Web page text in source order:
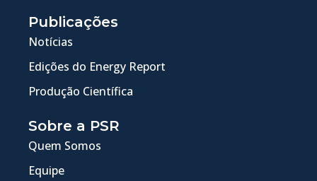
Publicações
Notícias
Edições do Energy Report
Produção Científica
Sobre a PSR
Quem Somos
Equipe